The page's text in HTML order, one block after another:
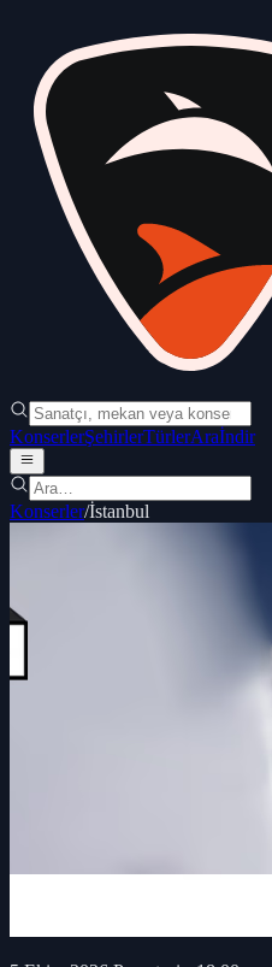
KonserlerŞehirlerTürlerAraİndir
Konserler/İstanbul